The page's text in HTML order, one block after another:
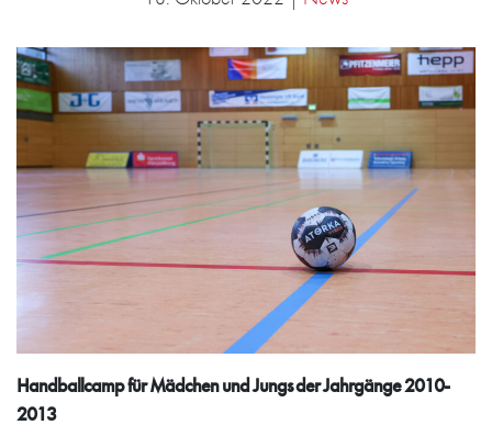
Handballcamp für Mädchen und Jungs der Jahrgänge 2010-
2013